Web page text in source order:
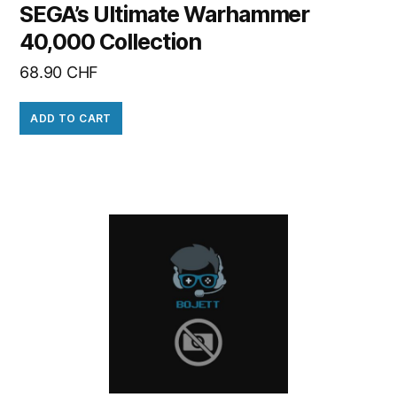
SEGA’s Ultimate Warhammer
40,000 Collection
68.90 CHF
ADD TO CART